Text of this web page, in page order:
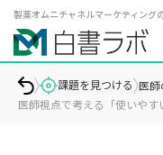
製薬オムニチャネルマーケティング
課題を見つける 医師
医師視点で考える「使いや